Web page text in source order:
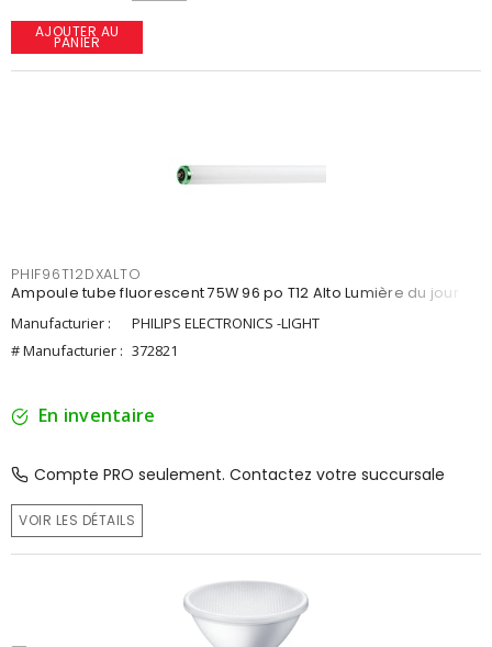
AJOUTER AU
PANIER
PHIF96T12DXALTO
Ampoule tube fluorescent 75W 96 po T12 Alto Lumière du jour
Manufacturier :
PHILIPS ELECTRONICS -LIGHT
# Manufacturier : 372821
En inventaire
Compte PRO seulement. Contactez votre succursale
VOIR LES DÉTAILS